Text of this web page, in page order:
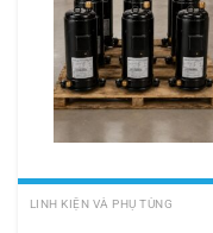
LINH KIỆN VÀ PHỤ TÙNG